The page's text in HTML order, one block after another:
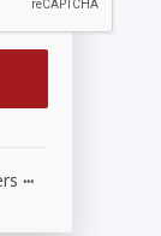
...